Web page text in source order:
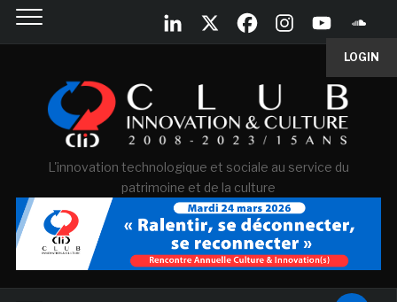
LOGIN
L'innovation technologique et sociale au service du
patrimoine et de la culture